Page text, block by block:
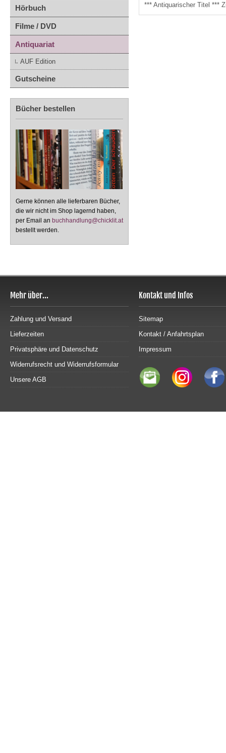
Hörbuch
Filme / DVD
Antiquariat
AUF Edition
Gutscheine
Bücher bestellen
Gerne können alle lieferbaren Bücher,
die wir nicht im Shop lagernd haben,
per Email an buchhandlung@chicklit.at
bestellt werden.
*** Antiquarischer Titel ***
Mehr über...
Zahlung und Versand
Lieferzeiten
Privatsphäre und Datenschutz
Widerrufsrecht und Widerrufsformular
Unsere AGB
Kontakt und Infos
Sitemap
Kontakt / Anfahrtsplan
Impressum